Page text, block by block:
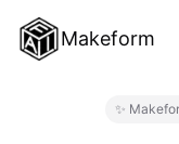
Makeform
✨